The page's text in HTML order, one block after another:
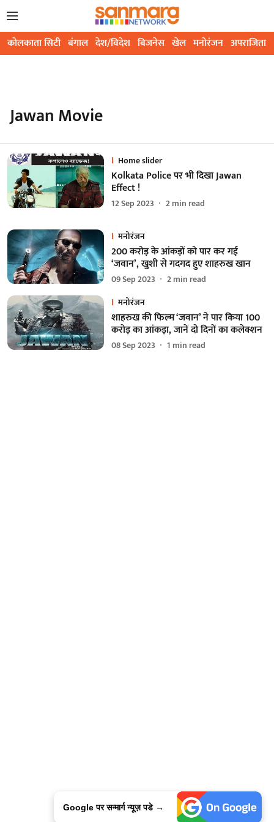
कोलकाता सिटी बंगाल देश/विदेश बिजनेस खेल मनोरंजन अपराजिता
Jawan Movie
Home slider
Kolkata Police पर भी दिखा Jawan
Effect !
12 Sep 2023 2min read
मनोरंजन
200 करोड़ के आंकड़ों को पार कर गई
‘जवान’, खुशी से गदगद हुए शाहरुख खान
09 Sep 2023 2min read
मनोरंजन
शाहरुख की फिल्म ‘जवान’ ने पार किया 100
करोड़ का आंकड़ा, जानें दो दिनों का कलेक्शन
08 Sep 2023 1 min read
Google पर सन्मार्ग न्यूज़ पडे →